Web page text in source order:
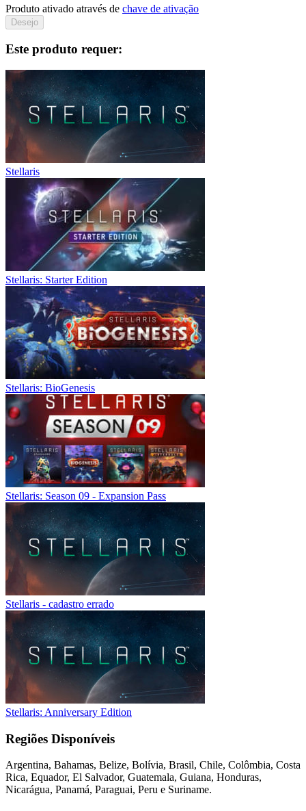
Produto ativado através de chave de ativação
Desejo
Este produto requer:
Stellaris
Stellaris: Starter Edition
Stellaris: BioGenesis
Stellaris: Season 09 - Expansion Pass
Stellaris - cadastro errado
Stellaris: Anniversary Edition
Regiões Disponíveis
Argentina, Bahamas, Belize, Bolívia, Brasil, Chile, Colômbia, Costa
Rica, Equador, El Salvador, Guatemala, Guiana, Honduras,
Nicarágua, Panamá, Paraguai, Peru e Suriname.